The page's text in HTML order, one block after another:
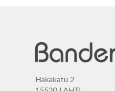
Hakakatu 2